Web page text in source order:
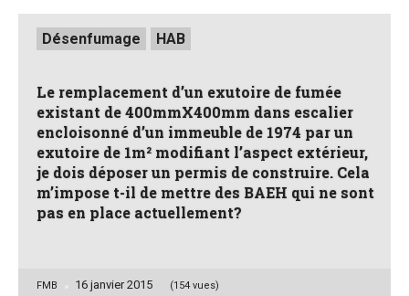
Posted
inDésenfumage HAB
Le remplacement d’un exutoire de fumée
existant de 400mmX400mm dans escalier
encloisonné d’un immeuble de 1974 par un
exutoire de 1m² modifiant l’aspect extérieur,
je dois déposer un permis de construire. Cela
m’impose t-il de mettre des BAEH qui ne sont
pas en place actuellement?
Posted
FMB 16 janvier 2015 (154 vues)